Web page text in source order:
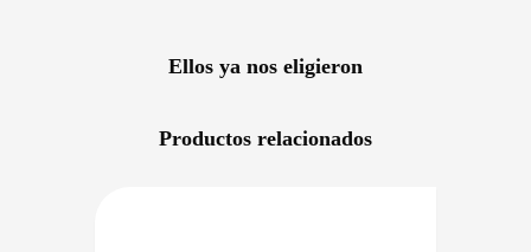
Ellos ya nos eligieron
Productos relacionados